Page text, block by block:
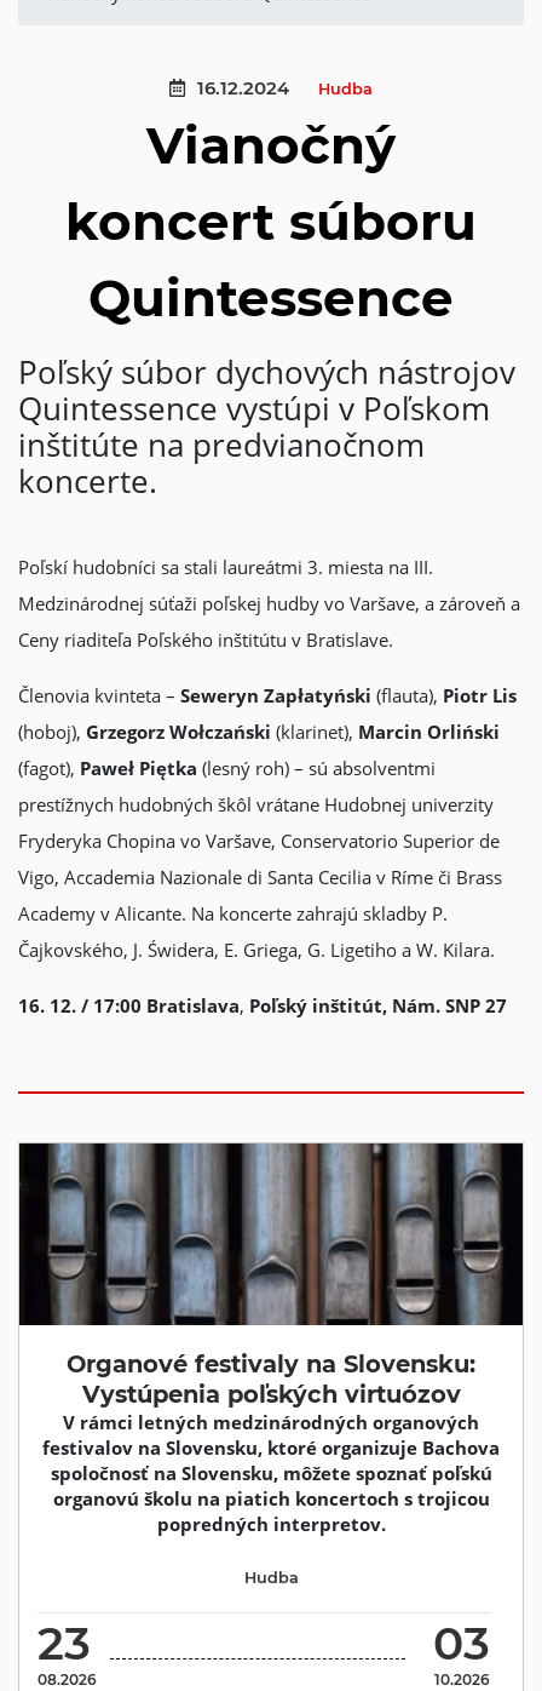
16.12.2024 Hudba
Vianočný
koncert súboru
Quintessence
Poľský súbor dychových nástrojov
Quintessence vystúpi v Poľskom
inštitúte na predvianočnom
koncerte.
Poľskí hudobníci sa stali laureátmi 3. miesta na III.
Medzinárodnej súťaži poľskej hudby vo Varšave, a zároveň a
Ceny riaditeľa Poľského inštitútu v Bratislave.
Členovia kvinteta – Seweryn Zapłatyński (flauta), Piotr Lis
(hoboj), Grzegorz Wołczański (klarinet), Marcin Orliński
(fagot), Paweł Piętka (lesný roh) – sú absolventmi
prestížnych hudobných škôl vrátane Hudobnej univerzity
Fryderyka Chopina vo Varšave, Conservatorio Superior de
Vigo, Accademia Nazionale di Santa Cecilia v Ríme či Brass
Academy v Alicante. Na koncerte zahrajú skladby P.
Čajkovského, J. Świdera, E. Griega, G. Ligetiho a W. Kilara.
16. 12. / 17:00 Bratislava, Poľský inštitút, Nám. SNP 27
Organové festivaly na Slovensku:
Vystúpenia poľských virtuózov
V rámci letných medzinárodných organových
festivalov na Slovensku, ktoré organizuje Bachova
spoločnosť na Slovensku, môžete spoznať poľskú
organovú školu na piatich koncertoch s trojicou
popredných interpretov.
23
08.2026
03
10.2026
Hudba